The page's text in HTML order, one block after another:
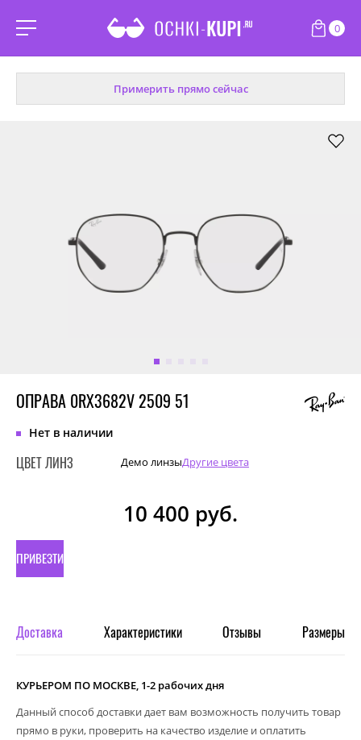
0
Примерить прямо сейчас
ОПРАВА 0RX3682V 2509 51
Нет в наличии
ЦВЕТ ЛИНЗ Демо линзыДругие цвета
10 400 руб.
ПРИВЕЗТИ
ЗАКАЗ
Доставка Характеристики Отзывы Размеры
КУРЬЕРОМ ПО МОСКВЕ, 1-2 рабочих дня
Данный способ доставки дает вам возможность получить товар
прямо в руки, проверить на качество изделие и оплатить